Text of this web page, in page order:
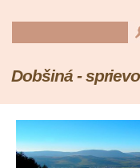
Dobšiná -